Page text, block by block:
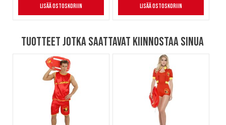
Lisää ostoskoriin Lisää ostoskoriin
Tuotteet jotka saattavat kiinnostaa sinua